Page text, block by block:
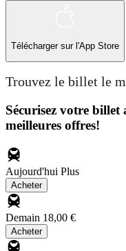
Télécharger sur l'App Store
Trouvez le billet le
Sécurisez votre
meilleures offres!
Aujourd'hui Plus
Acheter
Demain 18,00 €
Acheter